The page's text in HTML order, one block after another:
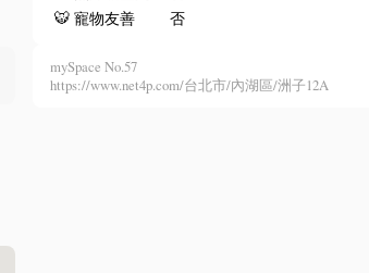
🐯 寵物友善 否
mySpace No.57
https://www.net4p.com/台北市/內湖區/洲子12A